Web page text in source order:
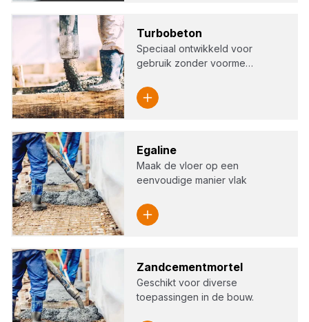
Tur­bo­be­ton
Speciaal ontwikkeld voor
gebruik zonder voorme…
Ega­li­ne
Maak de vloer op een
eenvoudige manier vlak
Zand­ce­ment­mor­tel
Geschikt voor diverse
toepassingen in de bouw.